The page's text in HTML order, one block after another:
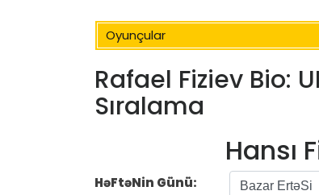
Oyunçular
Rafael Fiziev Bio:
Sıralama
Hansı
HəFtəNin Günü: